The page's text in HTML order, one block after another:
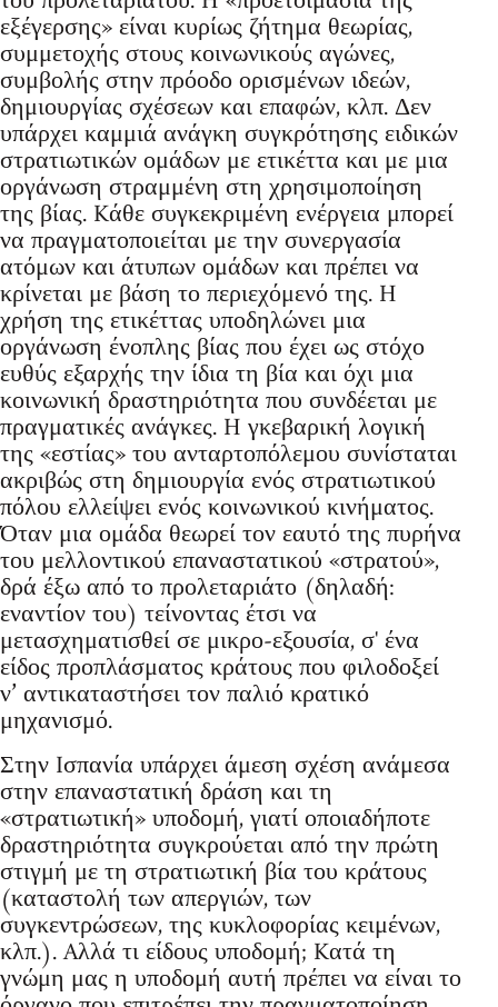
εξέγερσης» είναι κυρίως ζήτημα θεωρίας,
συμμετοχής στους κοινωνικούς αγώνες,
συμβολής στην πρόοδο ορισμένων ιδεών,
δημιουργίας σχέσεων και επαφών, κλπ. Δεν
υπάρχει καμμιά ανάγκη συγκρότησης ειδικών
στρατιωτικών ομάδων με ετικέττα και με μια
οργάνωση στραμμένη στη χρησιμοποίηση
της βίας. Kάθε συγκεκριμένη ενέργεια μπορεί
να πραγματοποιείται με την συνεργασία
ατόμων και άτυπων ομάδων και πρέπει να
κρίνεται με βάση το περιεχόμενό της. H
χρήση της ετικέττας υποδηλώνει μια
οργάνωση ένοπλης βίας που έχει ως στόχο
ευθύς εξαρχής την ίδια τη βία και όχι μια
κοινωνική δραστηριότητα που συνδέεται με
πραγματικές ανάγκες. H γκεβαρική λογική
της «εστίας» του ανταρτοπόλεμου συνίσταται
ακριβώς στη δημιουργία ενός στρατιωτικού
πόλου ελλείψει ενός κοινωνικού κινήματος.
Όταν μια ομάδα θεωρεί τον εαυτό της πυρήνα
του μελλοντικού επαναστατικού «στρατού»,
δρά έξω από το προλεταριάτο (δηλαδή:
εναντίον του) τείνοντας έτσι να
μετασχηματισθεί σε μικρο-εξουσία, σ' ένα
είδος προπλάσματος κράτους που φιλοδοξεί
ν’ αντικαταστήσει τον παλιό κρατικό
μηχανισμό.
Στην Iσπανία υπάρχει άμεση σχέση ανάμεσα
στην επαναστατική δράση και τη
«στρατιωτική» υποδομή, γιατί οποιαδήποτε
δραστηριότητα συγκρούεται από την πρώτη
στιγμή με τη στρατιωτική βία του κράτους
(καταστολή των απεργιών, των
συγκεντρώσεων, της κυκλοφορίας κειμένων,
κλπ.). Aλλά τι είδους υποδομή; Kατά τη
γνώμη μας η υποδομή αυτή πρέπει να είναι το